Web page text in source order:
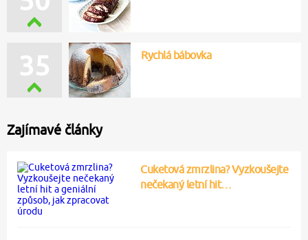
35 Rychlá bábovka
Zajímavé články
Cuketová zmrzlina? Vyzkoušejte
nečekaný letní hit…